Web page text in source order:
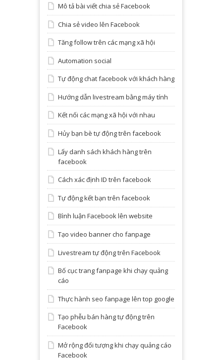
Mô tả bài viết chia sẻ Facebook
Chia sẻ video lên Facebook
Tăng follow trên các mạng xã hội
Automation social
Tự động chat facebook với khách hàng
Hướng dẫn livestream bằng máy tính
Kết nối các mạng xã hội với nhau
Hủy bạn bè tự động trên facebook
Lấy danh sách khách hàng trên
facebook
Cách xác định ID trên facebook
Tự động kết bạn trên facebook
Bình luận Facebook lên website
Tạo video banner cho fanpage
Livestream tự động trên Facebook
Bố cục trang fanpage khi chạy quảng
cáo
Thực hành seo fanpage lên top google
Tạo phễu bán hàng tự động trên
Facebook
Mở rộng đối tượng khi chạy quảng cáo
Facebook